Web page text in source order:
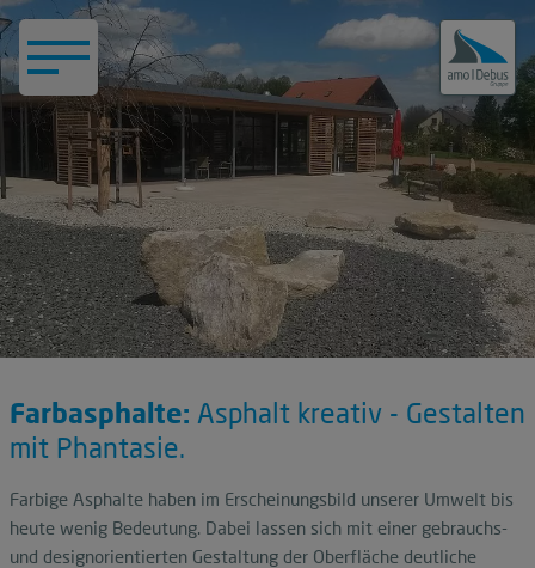
Farbasphalte: Asphalt kreativ - Gestalten
mit Phantasie.
Farbige Asphalte haben im Erscheinungsbild unserer Umwelt bis
heute wenig Bedeutung. Dabei lassen sich mit einer gebrauchs-
und designorientierten Gestaltung der Oberfläche deutliche